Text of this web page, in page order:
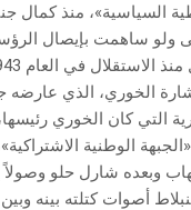
السياسية»، منذ كمال
ولو ساهمت بإيصال
الخوري، الذي عارضه
التي كان الخوري
الوطنية
وبعده شارل حلو
أصوات كتلته بينه